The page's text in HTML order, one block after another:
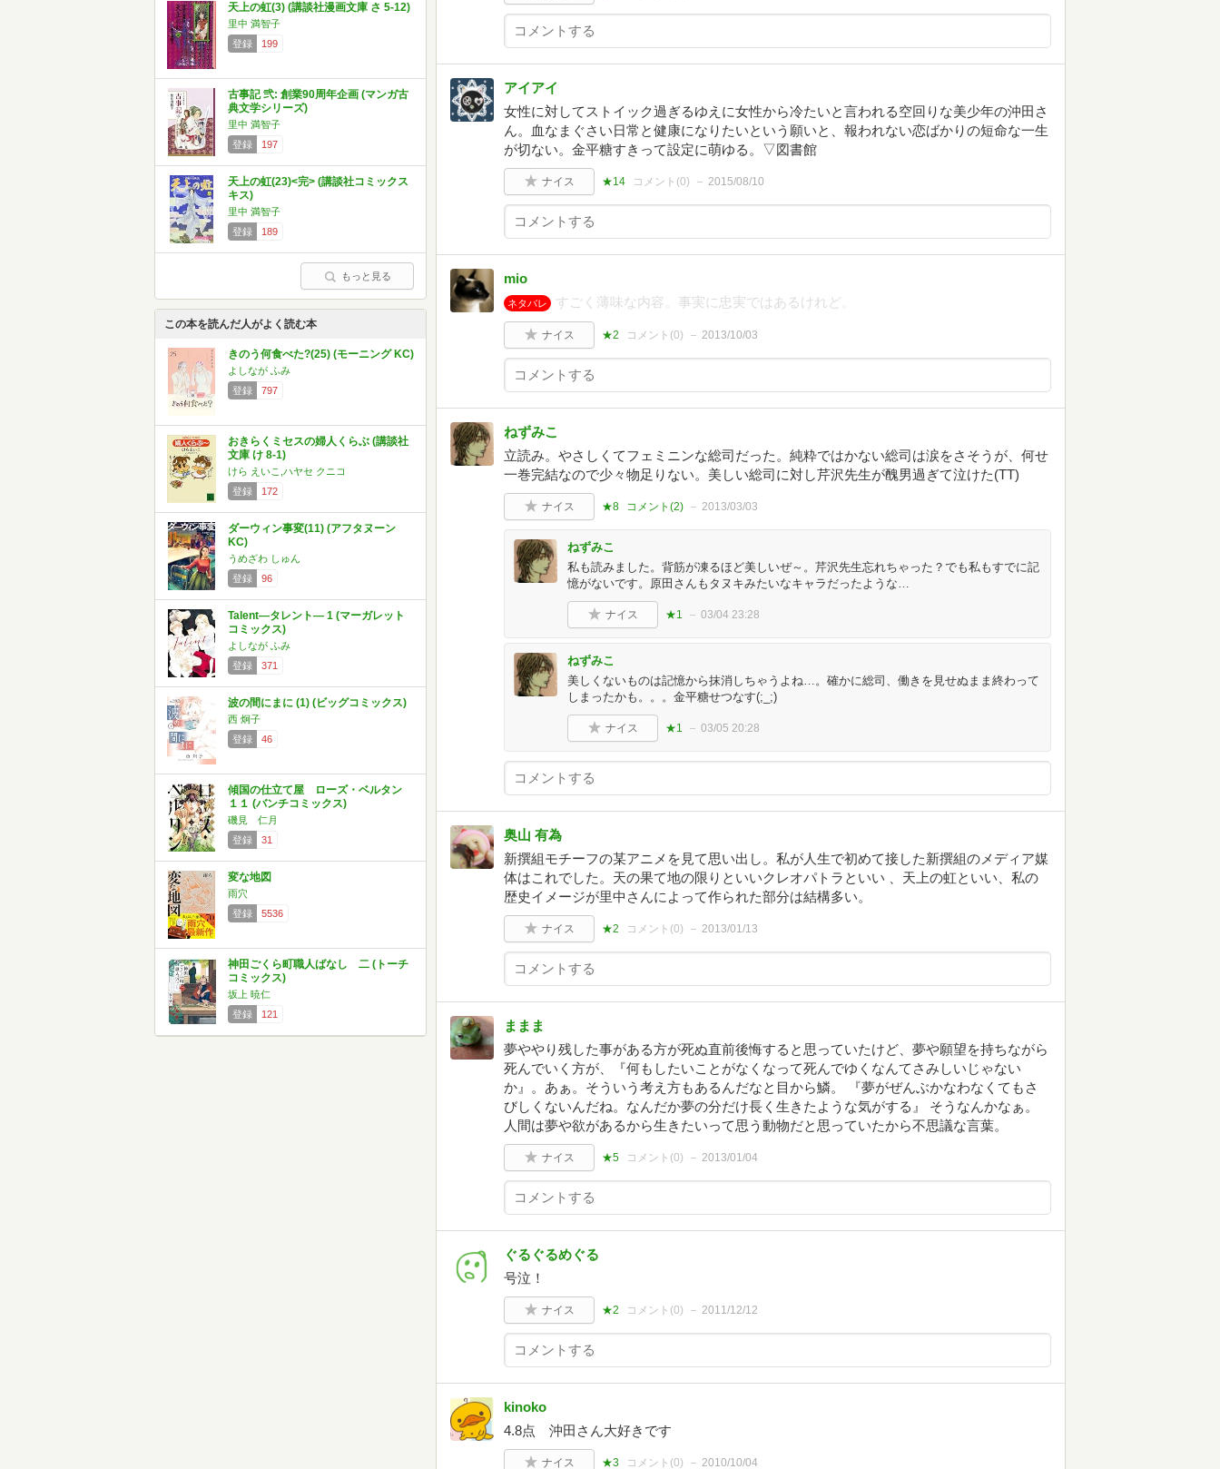
天上の虹(3) (講談社漫画文庫 さ 5-12)
里中 満智子
登録
199
古事記 弐: 創業90周年企画 (マンガ古
典文学シリーズ)
里中 満智子
登録
197
天上の虹(23)<完> (講談社コミックス
キス)
里中 満智子
登録
189
もっと見る
この本を読んだ人がよく読む本
きのう何食べた?(25) (モーニング KC)
よしなが ふみ
登録
797
おきらくミセスの婦人くらぶ (講談社
文庫 け 8-1)
けら えいこ,ハヤセ クニコ
登録
172
ダーウィン事変(11) (アフタヌーン
KC)
うめざわ しゅん
登録
96
Talent―タレント― 1 (マーガレット
コミックス)
よしなが ふみ
登録
371
波の間にまに (1) (ビッグコミックス)
西 炯子
登録
46
傾国の仕立て屋 ローズ・ベルタン
１１ (バンチコミックス)
磯見 仁月
登録
31
変な地図
雨穴
登録
5536
神田ごくら町職人ばなし 二 (トーチ
コミックス)
坂上 暁仁
登録
121
アイアイ
女性に対してストイック過ぎるゆえに女性から冷たいと言われる空回りな美少年の沖田さ
ん。血なまぐさい日常と健康になりたいという願いと、報われない恋ばかりの短命な一生
が切ない。金平糖すきって設定に萌ゆる。▽図書館
ナイス ★14 コメント(0) 2015/08/10
mio
ネタバレ すごく薄味な内容。事実に忠実ではあるけれど。
ナイス ★2 コメント(0) 2013/10/03
ねずみこ
立読み。やさしくてフェミニンな総司だった。純粋ではかない総司は涙をさそうが、何せ
一巻完結なので少々物足りない。美しい総司に対し芹沢先生が醜男過ぎて泣けた(TT)
ナイス ★8 コメント(2) 2013/03/03
ねずみこ
私も読みました。背筋が凍るほど美しいぜ～。芹沢先生忘れちゃった？でも私もすでに記
憶がないです。原田さんもタヌキみたいなキャラだったような…
ナイス ★1 03/04 23:28
ねずみこ
美しくないものは記憶から抹消しちゃうよね…。確かに総司、働きを見せぬまま終わって
しまったかも。。。金平糖せつなす(;_;)
ナイス ★1 03/05 20:28
奥山 有為
新撰組モチーフの某アニメを見て思い出し。私が人生で初めて接した新撰組のメディア媒
体はこれでした。天の果て地の限りといいクレオパトラといい 、天上の虹といい、私の
歴史イメージが里中さんによって作られた部分は結構多い。
ナイス ★2 コメント(0) 2013/01/13
ままま
夢ややり残した事がある方が死ぬ直前後悔すると思っていたけど、夢や願望を持ちながら
死んでいく方が、『何もしたいことがなくなって死んでゆくなんてさみしいじゃない
か』。あぁ。そういう考え方もあるんだなと目から鱗。 『夢がぜんぶかなわなくてもさ
びしくないんだね。なんだか夢の分だけ長く生きたような気がする』 そうなんかなぁ。
人間は夢や欲があるから生きたいって思う動物だと思っていたから不思議な言葉。
ナイス ★5 コメント(0) 2013/01/04
ぐるぐるめぐる
号泣！
ナイス ★2 コメント(0) 2011/12/12
kinoko
4.8点 沖田さん大好きです
ナイス ★3 コメント(0) 2010/10/04